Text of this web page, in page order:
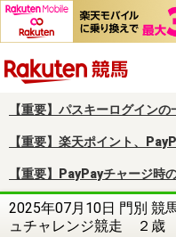
【重要】パスキーログイン
【重要】楽天ポイント、
【重要】PayPayチャージ時
2025年07月10日 門別 競
ュチャレンジ競走 ２歳